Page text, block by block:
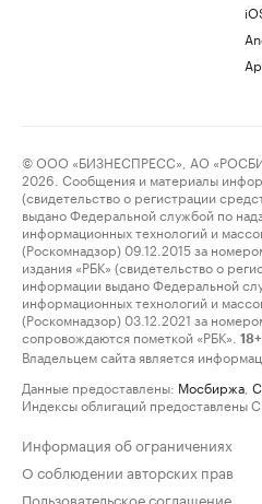
© ООО «БИЗНЕСПРЕСС», АО
2026. Сообщения и материалы
(свидетельство о регистрации
выдано Федеральной службой по
информационных технологий и
(Роскомнадзор) 09.12.2015 за
издания «РБК» (свидетельство о
информации выдано Федеральной
информационных технологий и
(Роскомнадзор) 03.12.2021 за
сопровождаются пометкой «РБК».
18+
Владельцем сайта является
Данные предоставлены: Мосбиржа
Индексы облигаций предоставлены
Информация об ограничениях
О соблюдении авторских прав
Пользовательское соглашение